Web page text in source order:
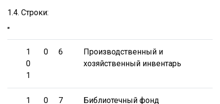
1.4. Строки:
"
1
0
1
0 6
Производственный и
хозяйственный инвентарь
1
0 7 Библиотечный фонд